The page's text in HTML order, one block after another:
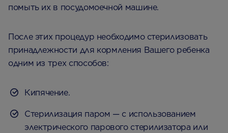
помыть их в посудомоечной машине.
После этих процедур необходимо стерилизовать
принадлежности для кормления Вашего ребенка
одним из трех способов:
Кипячение.
Стерилизация паром — с использованием
электрического парового стерилизатора или